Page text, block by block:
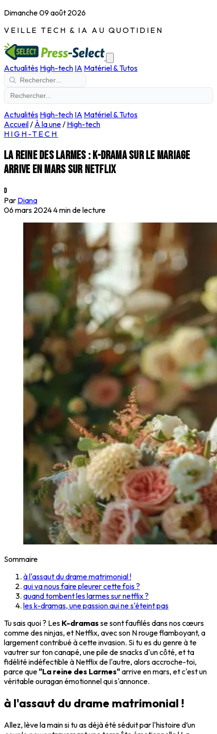
Dimanche 09 août 2026
VEILLE TECH & IA AU QUOTIDIEN
Actualités High-tech IA Matériel & Tutos
Actualités High-tech IA Matériel & Tutos
Accueil/ À la une/ High-tech
HIGH-TECH
La reine des Larmes : K-drama sur le mariage
arrive en mars sur Netflix
D
Par Diana
06 mars 20244 min de lecture
Sommaire
à l'assaut du drame matrimonial !
qui va nous faire pleurer cette fois ?
quand tombent les larmes sur netflix ?
les k-dramas, une passion qui ne s'éteint pas
Tu sais quoi ? Les K-dramas se sont faufilés dans nos cœurs
comme des ninjas, et Netflix, avec son N rouge flamboyant, a
largement contribué à cette invasion. Si tu es du genre à te
vautrer sur ton canapé, une pile de snacks d'un côté, et ta
fidélité indéfectible à Netflix de l'autre, alors accroche-toi,
parce que"La reine des Larmes"arrive en mars, et c'est un
véritable ouragan émotionnel qui s'annonce.
à l'assaut du drame matrimonial !
Allez, lève la main si tu as déjà été séduit par l'histoire d’un